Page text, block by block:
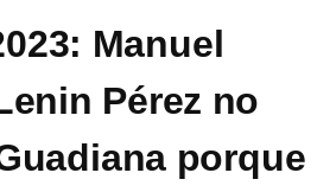
Manuel
Pérez no
porque